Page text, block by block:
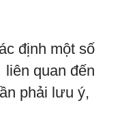
định một số
quan đến
phải lưu ý,